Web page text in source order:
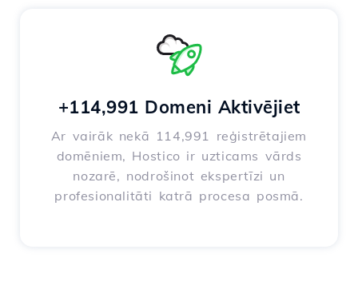
+114,991 Domeni Aktivējiet
Ar vairāk nekā 114,991 reģistrētajiem
domēniem, Hostico ir uzticams vārds
nozarē, nodrošinot ekspertīzi un
profesionalitāti katrā procesa posmā.